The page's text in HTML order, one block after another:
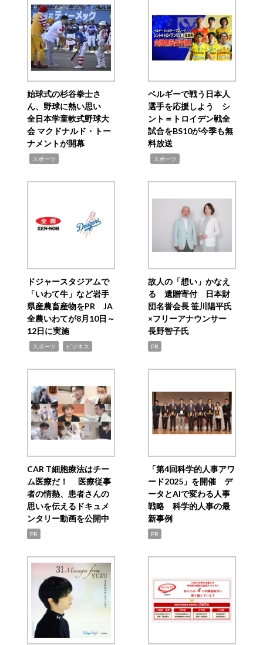
始球式の杉谷拳士さ
ん、野球に熱い思い
全日本学童軟式野球大
会 マクドナルド・トー
ナメントが開幕
スポーツ
ベルギーで戦う日本人
選手を応援しよう シ
ント＝トロイデン戦全
試合をBS10が今季も無
料放送
スポーツ
ドジャースタジアムで
「いわて牛」など岩手
県産農畜産物をPR JA
全農いわてが8月10日～
12日に実施
スポーツ ビジネス
故人の「想い」かなえ
る 遺贈寄付 日本財
団名誉会長 笹川陽平氏
×フリーアナウンサー
長野智子氏
PR
CAR T細胞療法はチー
ム医療だ！ 医療従事
者の情熱、患者さんの
思いを伝えるドキュメ
ンタリー動画を公開中
PR
「第4回科学的人事アワ
ード2025」を開催 デ
ータとAIで変わる人事
戦略 科学的人事の最
新事例
PR